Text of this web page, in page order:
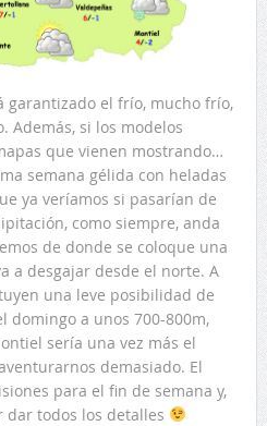
garantizado el frío, mucho frío,
Además, si los modelos
que vienen mostrando…
semana gélida con heladas
ya veríamos si pasarían de
como siempre, anda
de donde se coloque una
a desgajar desde el norte. A
una leve posibilidad de
domingo a unos 700-800m,
sería una vez más el
demasiado. El
para el fin de semana y,
dar todos los detalles